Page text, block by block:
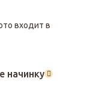
входит в
начинку